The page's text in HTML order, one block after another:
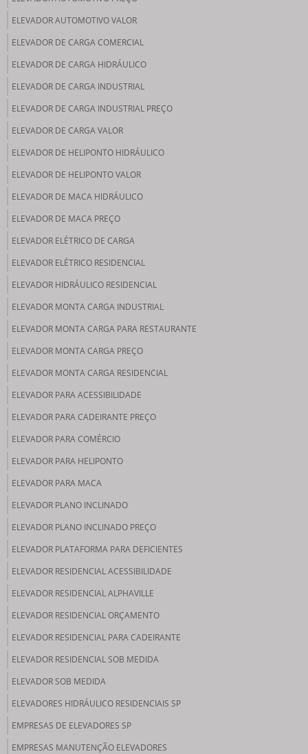
ELEVADOR AUTOMOTIVO VALOR
ELEVADOR DE CARGA COMERCIAL
ELEVADOR DE CARGA HIDRÁULICO
ELEVADOR DE CARGA INDUSTRIAL
ELEVADOR DE CARGA INDUSTRIAL PREÇO
ELEVADOR DE CARGA VALOR
ELEVADOR DE HELIPONTO HIDRÁULICO
ELEVADOR DE HELIPONTO VALOR
ELEVADOR DE MACA HIDRÁULICO
ELEVADOR DE MACA PREÇO
ELEVADOR ELÉTRICO DE CARGA
ELEVADOR ELÉTRICO RESIDENCIAL
ELEVADOR HIDRÁULICO RESIDENCIAL
ELEVADOR MONTA CARGA INDUSTRIAL
ELEVADOR MONTA CARGA PARA RESTAURANTE
ELEVADOR MONTA CARGA PREÇO
ELEVADOR MONTA CARGA RESIDENCIAL
ELEVADOR PARA ACESSIBILIDADE
ELEVADOR PARA CADEIRANTE PREÇO
ELEVADOR PARA COMÉRCIO
ELEVADOR PARA HELIPONTO
ELEVADOR PARA MACA
ELEVADOR PLANO INCLINADO
ELEVADOR PLANO INCLINADO PREÇO
ELEVADOR PLATAFORMA PARA DEFICIENTES
ELEVADOR RESIDENCIAL ACESSIBILIDADE
ELEVADOR RESIDENCIAL ALPHAVILLE
ELEVADOR RESIDENCIAL ORÇAMENTO
ELEVADOR RESIDENCIAL PARA CADEIRANTE
ELEVADOR RESIDENCIAL SOB MEDIDA
ELEVADOR SOB MEDIDA
ELEVADORES HIDRÁULICO RESIDENCIAIS SP
EMPRESAS DE ELEVADORES SP
EMPRESAS MANUTENÇÃO ELEVADORES